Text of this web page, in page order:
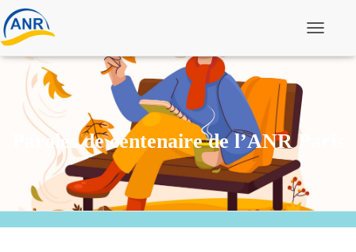
Paroles de centenaire de l’ANR Paris